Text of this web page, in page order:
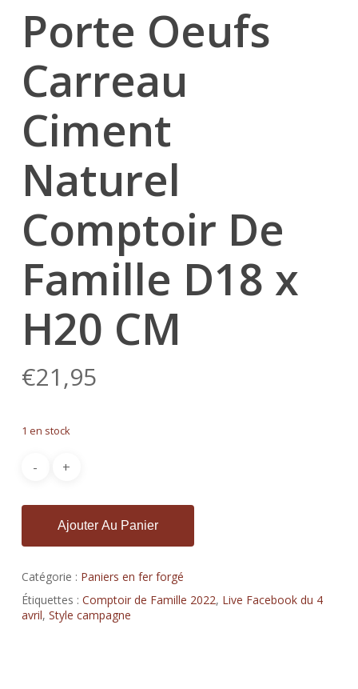
Porte Oeufs
Carreau
Ciment
Naturel
Comptoir De
Famille D18 x
H20 CM
€21,95
1 en stock
Ajouter Au Panier
Catégorie : Paniers en fer forgé
Étiquettes : Comptoir de Famille 2022, Live Facebook du 4
avril, Style campagne